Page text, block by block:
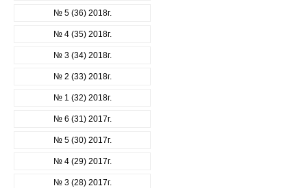
№ 5 (36) 2018г.
№ 4 (35) 2018г.
№ 3 (34) 2018г.
№ 2 (33) 2018г.
№ 1 (32) 2018г.
№ 6 (31) 2017г.
№ 5 (30) 2017г.
№ 4 (29) 2017г.
№ 3 (28) 2017г.